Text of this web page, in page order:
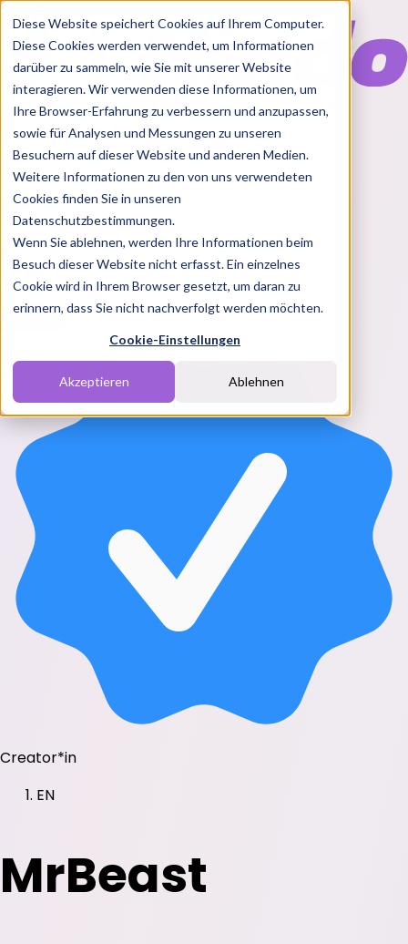
Diese Website speichert Cookies auf Ihrem Computer.
Diese Cookies werden verwendet, um Informationen
darüber zu sammeln, wie Sie mit unserer Website
interagieren. Wir verwenden diese Informationen, um
Ihre Browser-Erfahrung zu verbessern und anzupassen,
sowie für Analysen und Messungen zu unseren
Besuchern auf dieser Website und anderen Medien.
Weitere Informationen zu den von uns verwendeten
Cookies finden Sie in unseren
Datenschutzbestimmungen.
Wenn Sie ablehnen, werden Ihre Informationen beim
Besuch dieser Website nicht erfasst. Ein einzelnes
Cookie wird in Ihrem Browser gesetzt, um daran zu
erinnern, dass Sie nicht nachverfolgt werden möchten.
Cookie-Einstellungen
Akzeptieren Ablehnen
Features
Solutions
BlogChartsRabatt CodesPakete
Login
Creator*in
EN
MrBeast